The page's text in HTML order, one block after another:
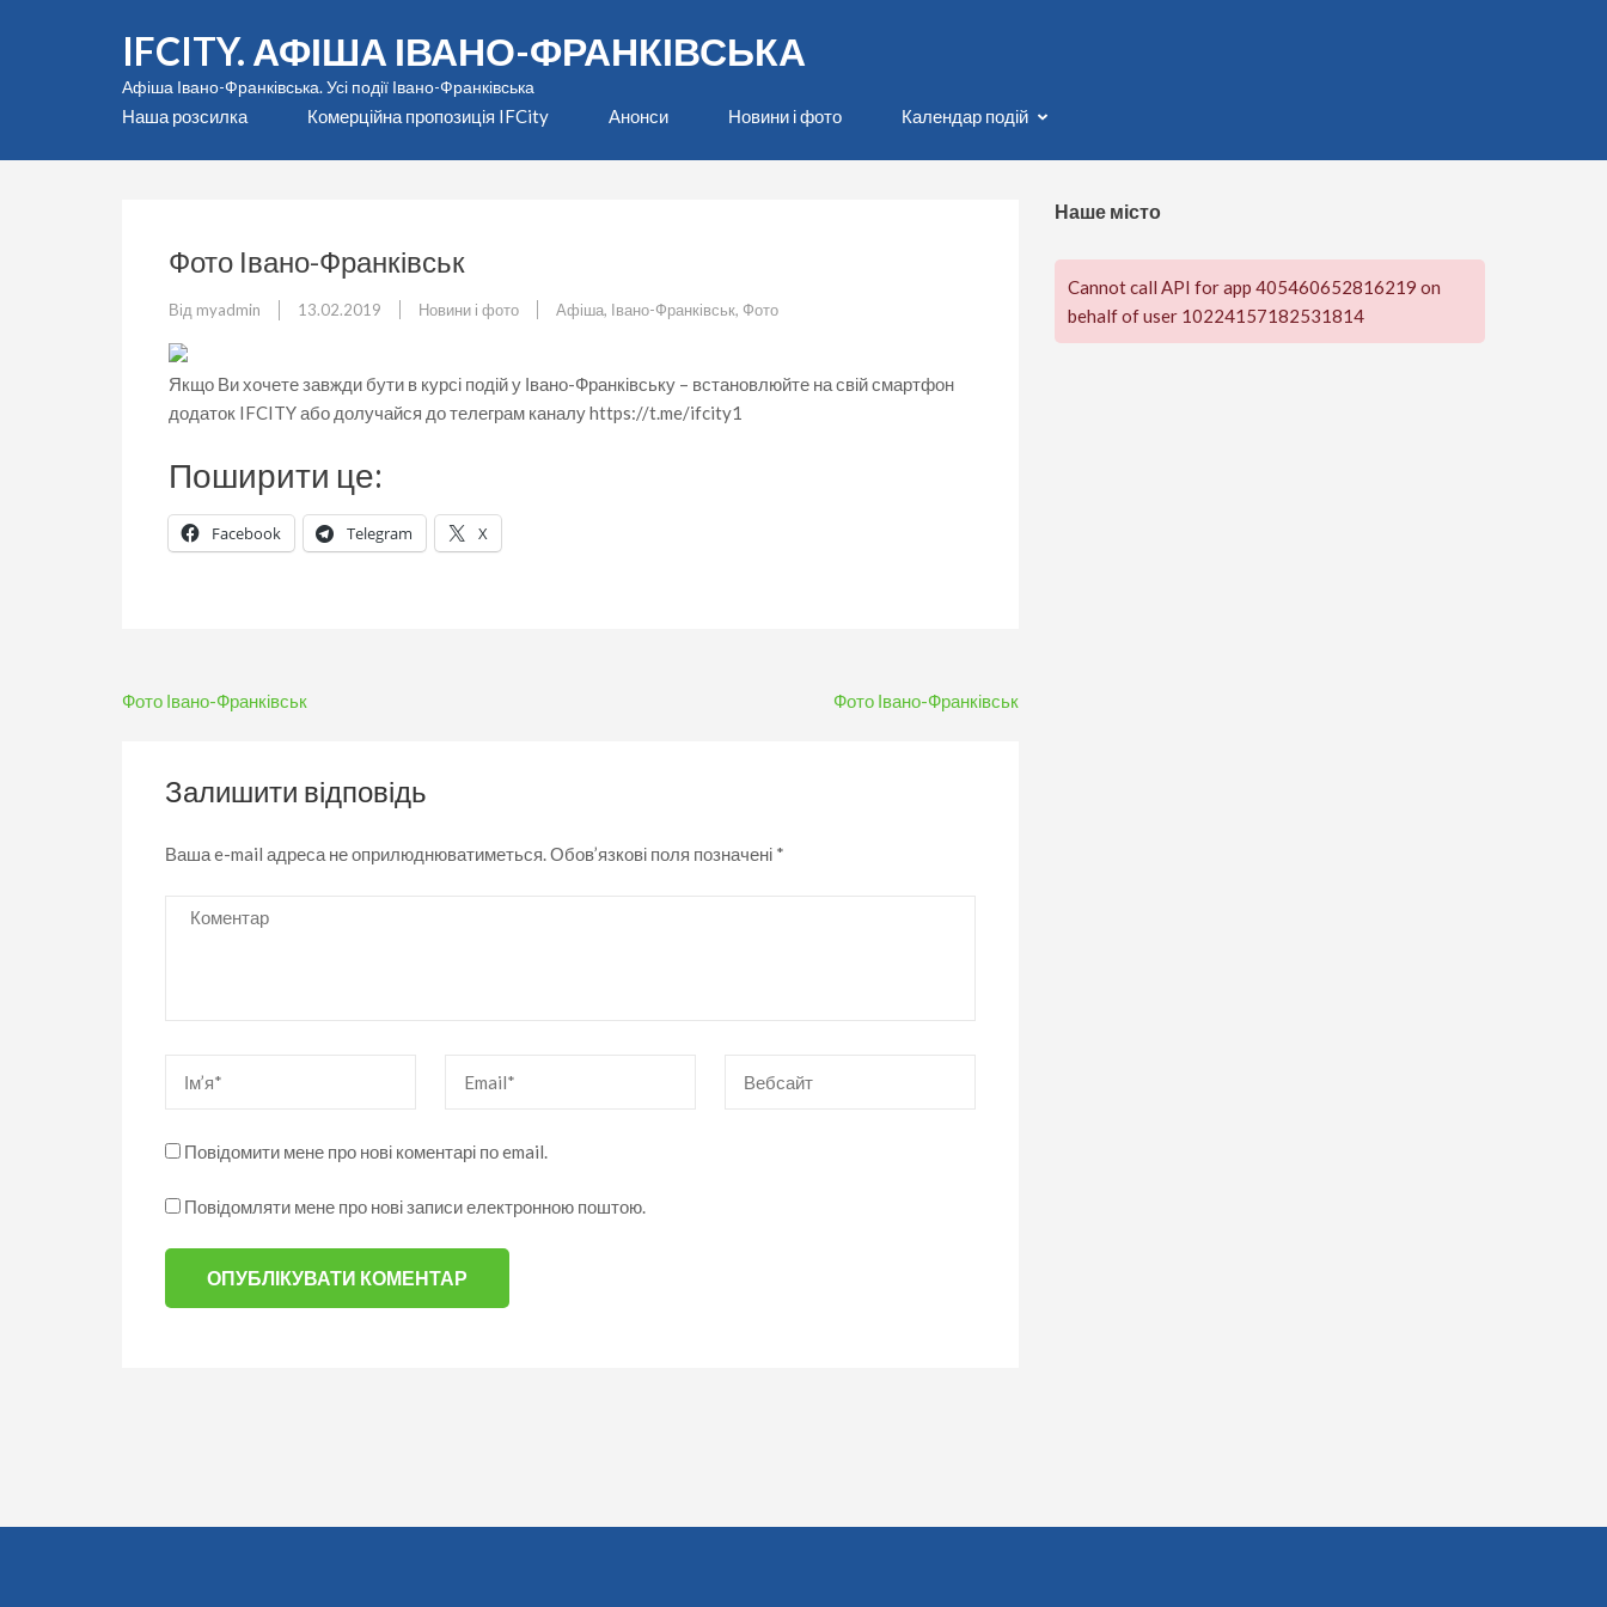
IFCITY. АФІША ІВАНО-ФРАНКІВСЬКА
Афіша Івано-Франківська. Усі події Івано-Франківська
Наша розсилка Комерційна пропозиція IFCity Анонси Новини і фото Календар подій
Фото Івано-Франківськ
Від myadmin 13.02.2019 Новини і фото Афіша, Івано-Франківськ, Фото
Якщо Ви хочете завжди бути в курсі подій у Івано-Франківську – встановлюйте на свій смартфон
додаток IFCITY або долучайся до телеграм каналу https://t.me/ifcity1
Поширити це:
Facebook Telegram X
Навігація
Фото Івано-Франківськ Фото Івано-Франківськ
Залишити відповідь
Ваша e-mail адреса не оприлюднюватиметься.Обов’язкові поля позначені *
Коментар
Повідомити мене про нові коментарі по email.
Повідомляти мене про нові записи електронною поштою.
Наше місто
Cannot call API for app 405460652816219 on
behalf of user 10224157182531814